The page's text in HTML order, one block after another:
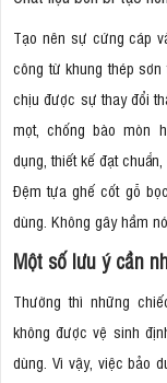
Tạo nên sự cứng cáp
công từ khung thép
chịu được sự thay đổi
mọt, chống bào mòn
dụng, thiết kế đạt
Đệm tựa ghế cốt gỗ
dùng. Không gây hầm
Một số lưu ý cần
Thường thì những
không được vệ sinh
dùng. Vì vậy, việc bảo